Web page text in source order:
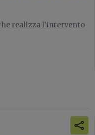
realizza l’intervento